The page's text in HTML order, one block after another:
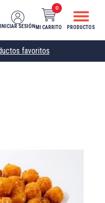
INICIAR SESIÓN MI CARRITO
0
PRODUCTOS